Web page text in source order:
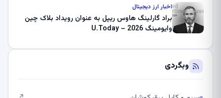
اخبار ارز دیجیتال
براد گارلینگ هاوس ریپل به عنوان رویداد بلاک چین
وایومینگ 2026 – U.Today
وبگردی